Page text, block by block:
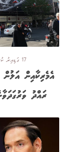
17 ގަޑިއިރު ކުރިން
އެމެރިކާއިން އަލުން
ރައްދު